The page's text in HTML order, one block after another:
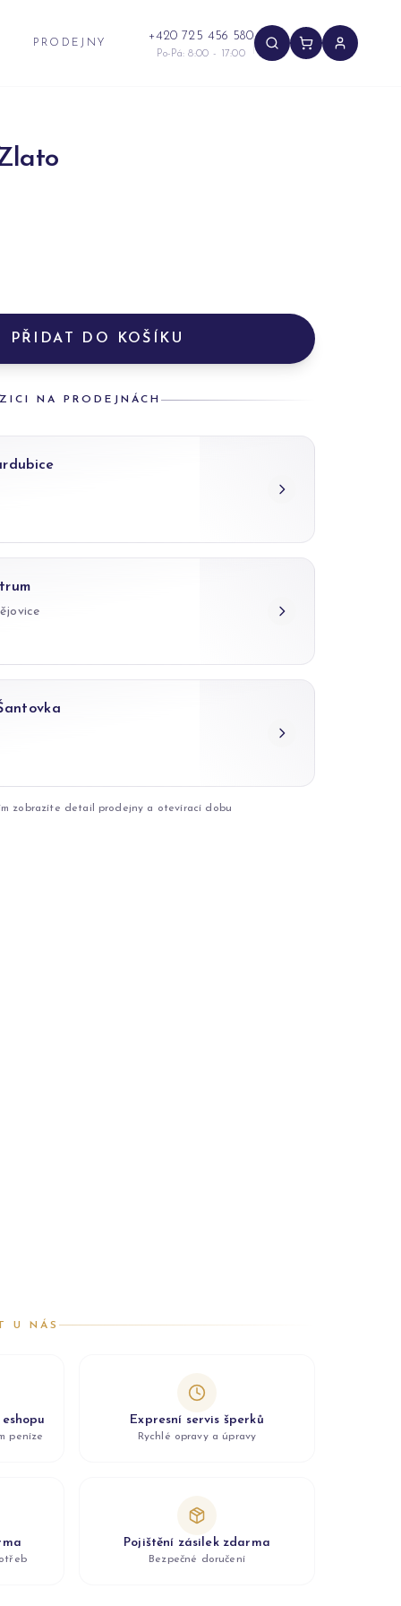
PRODEJNY +420 725 456 580
Po-Pá: 8:00 - 17:00
PŘIDAT DO KOŠÍKU
NA PRODEJNÁCH
zobrazíte detail prodejny a otevírací dobu
U NÁS
peníze
Expresní servis šperků
Rychlé opravy a úpravy
Pojištění zásilek zdarma
Bezpečné doručení